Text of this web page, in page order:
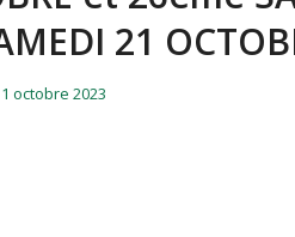
21
1 octobre 2023